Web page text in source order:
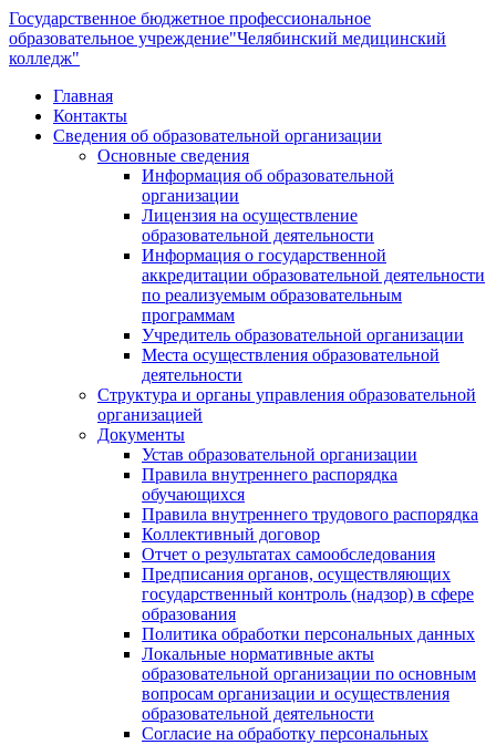
Государственное бюджетное профессиональное
образовательное учреждение"Челябинский медицинский
колледж"
Главная
Контакты
Сведения об образовательной организации
Основные сведения
Информация об образовательной
организации
Лицензия на осуществление
образовательной деятельности
Информация о государственной
аккредитации образовательной деятельности
по реализуемым образовательным
программам
Учредитель образовательной организации
Места осуществления образовательной
деятельности
Структура и органы управления образовательной
организацией
Документы
Устав образовательной организации
Правила внутреннего распорядка
обучающихся
Правила внутреннего трудового распорядка
Коллективный договор
Отчет о результатах самообследования
Предписания органов, осуществляющих
государственный контроль (надзор) в сфере
образования
Политика обработки персональных данных
Локальные нормативные акты
образовательной организации по основным
вопросам организации и осуществления
образовательной деятельности
Согласие на обработку персональных